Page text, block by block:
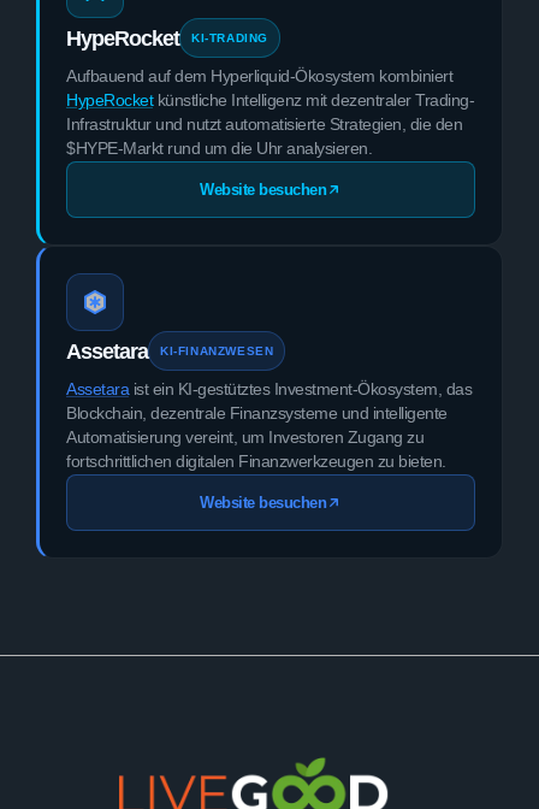
HypeRocket KI-TRADING
Aufbauend auf dem Hyperliquid-Ökosystem kombiniert
HypeRocketkünstliche Intelligenz mit dezentraler Trading-
Infrastruktur und nutzt automatisierte Strategien, die den
$HYPE-Markt rund um die Uhr analysieren.
Website besuchen
Assetara KI-FINANZWESEN
Assetaraist ein KI-gestütztes Investment-Ökosystem, das
Blockchain, dezentrale Finanzsysteme und intelligente
Automatisierung vereint, um Investoren Zugang zu
fortschrittlichen digitalen Finanzwerkzeugen zu bieten.
Website besuchen